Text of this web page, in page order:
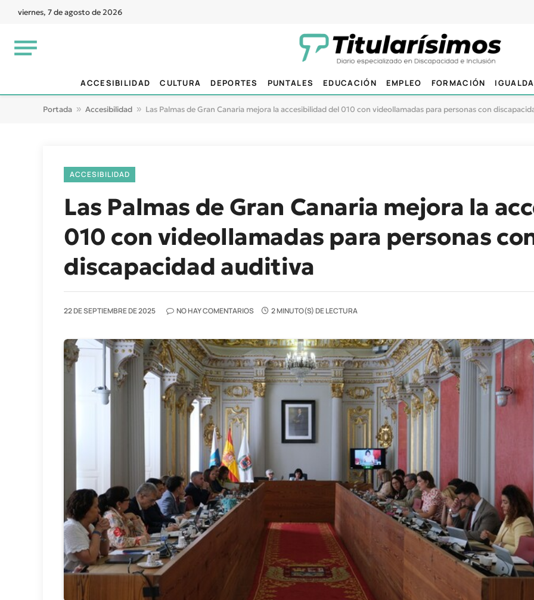
viernes, 7 de agosto de 2026
ACCESIBILIDAD CULTURA DEPORTES PUNTALES EDUCACIÓN EMPLEO FORMACIÓN
Portada » Accesibilidad » Las Palmas de Gran Canaria mejora la accesibilidad del 010 con videollamadas para personas con
ACCESIBILIDAD
Las Palmas de Gran Canaria mejora la
010 con videollamadas para personas
discapacidad auditiva
22 DE SEPTIEMBRE DE 2025 NO HAY COMENTARIOS 2 MINUTO(S) DE LECTURA